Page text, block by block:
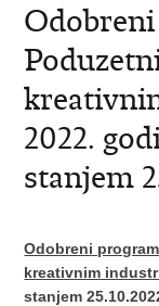
2022.
stanjem
Odobreni
kreativnim
stanjem